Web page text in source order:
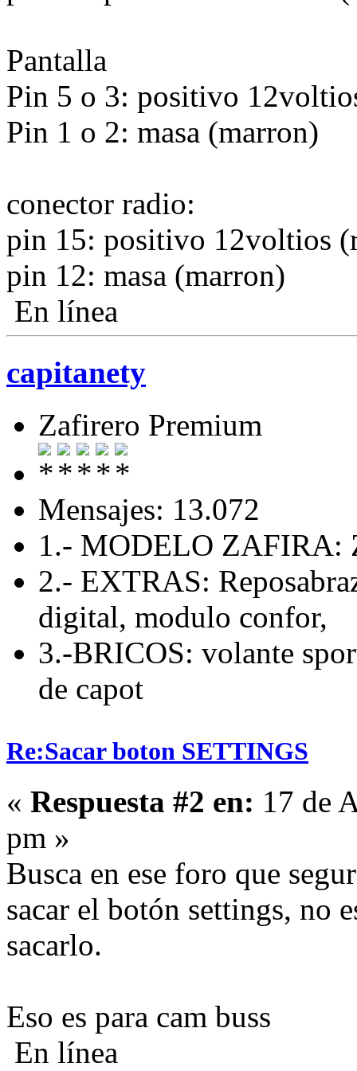
Pantalla
Pin 5 o 3: positivo
Pin 1 o 2: masa (marron)
conector radio:
pin 15: positivo 12voltios
pin 12: masa (marron)
En línea
capitanety
Zafirero Premium
Mensajes: 13.072
1.- MODELO ZAFIRA:
2.- EXTRAS:
digital, modulo confor,
3.-BRICOS: volante
de capot
Re:Sacar boton SETTINGS
« Respuesta #2 en: 17 de
pm »
Busca en ese foro que
sacar el botón settings, no
sacarlo.
Eso es para cam buss
En línea